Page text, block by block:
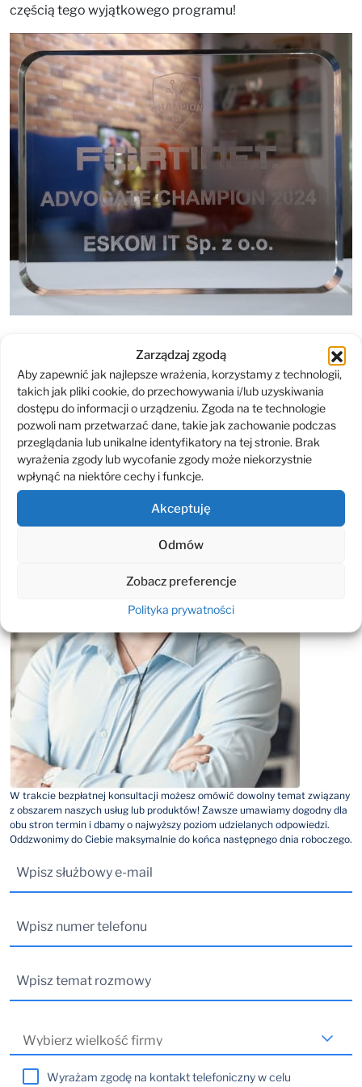
Zarządzaj zgodą
Aby zapewnić jak najlepsze wrażenia, korzystamy z technologii,
takich jak pliki cookie, do przechowywania i/lub uzyskiwania
dostępu do informacji o urządzeniu. Zgoda na te technologie
pozwoli nam przetwarzać dane, takie jak zachowanie podczas
przeglądania lub unikalne identyfikatory na tej stronie. Brak
wyrażenia zgody lub wycofanie zgody może niekorzystnie
wpłynąć na niektóre cechy i funkcje.
Akceptuję
Odmów
Zobacz preferencje
Polityka prywatności
częścią tego wyjątkowego programu!
Odpowiemy na Twoje pytania
dotyczące IT
W trakcie bezpłatnej konsultacji możesz omówić dowolny temat związany
z obszarem naszych usług lub produktów! Zawsze umawiamy dogodny dla
obu stron termin i dbamy o najwyższy poziom udzielanych odpowiedzi.
Oddzwonimy do Ciebie maksymalnie do końca następnego dnia roboczego.
Wyrażam zgodę na kontakt telefoniczny w celu